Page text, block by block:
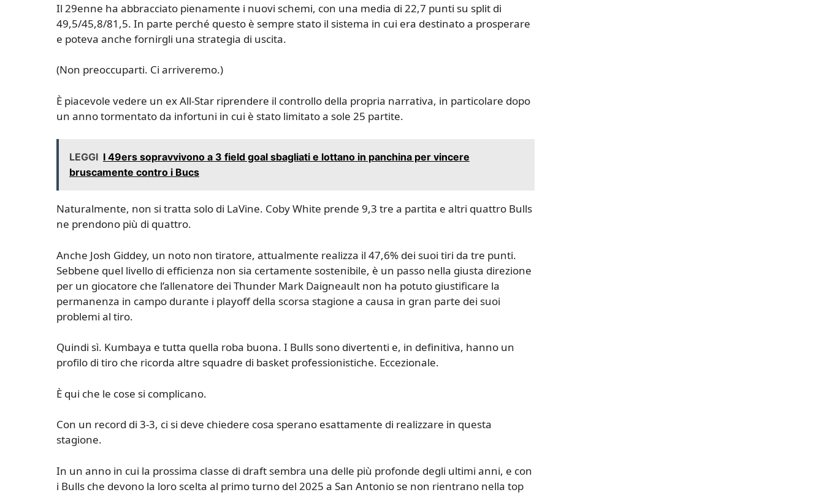
Il 29enne ha abbracciato pienamente i nuovi schemi, con una media di 22,7 punti su split di
49,5/45,8/81,5. In parte perché questo è sempre stato il sistema in cui era destinato a prosperare
e poteva anche fornirgli una strategia di uscita.
(Non preoccuparti. Ci arriveremo.)
È piacevole vedere un ex All-Star riprendere il controllo della propria narrativa, in particolare dopo
un anno tormentato da infortuni in cui è stato limitato a sole 25 partite.
LEGGI I 49ers sopravvivono a 3 field goal sbagliati e lottano in panchina per vincere
bruscamente contro i Bucs
Naturalmente, non si tratta solo di LaVine. Coby White prende 9,3 tre a partita e altri quattro Bulls
ne prendono più di quattro.
Anche Josh Giddey, un noto non tiratore, attualmente realizza il 47,6% dei suoi tiri da tre punti.
Sebbene quel livello di efficienza non sia certamente sostenibile, è un passo nella giusta direzione
per un giocatore che l’allenatore dei Thunder Mark Daigneault non ha potuto giustificare la
permanenza in campo durante i playoff della scorsa stagione a causa in gran parte dei suoi
problemi al tiro.
Quindi sì. Kumbaya e tutta quella roba buona. I Bulls sono divertenti e, in definitiva, hanno un
profilo di tiro che ricorda altre squadre di basket professionistiche. Eccezionale.
È qui che le cose si complicano.
Con un record di 3-3, ci si deve chiedere cosa sperano esattamente di realizzare in questa
stagione.
In un anno in cui la prossima classe di draft sembra una delle più profonde degli ultimi anni, e con
i Bulls che devono la loro scelta al primo turno del 2025 a San Antonio se non rientrano nella top